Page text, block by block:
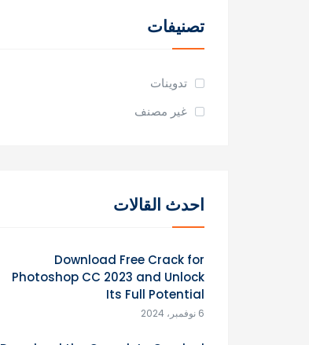
تصنيفات
تدوينات
غير مصنف
احدث القالات
Download Free Crack for
Photoshop CC 2023 and Unlock
Its Full Potential
6 نوفمبر، 2024